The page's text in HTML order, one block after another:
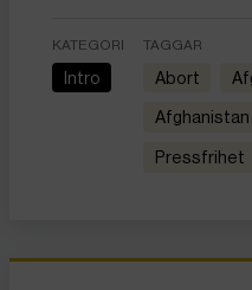
KATEGORI
Intro
TAGGAR
abort
Afghanistan
Pressfrihet